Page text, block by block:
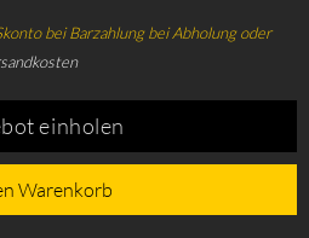
bei Barzahlung bei Abholung oder
einholen
Warenkorb